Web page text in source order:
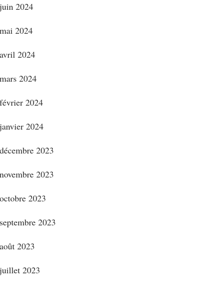
juin 2024
mai 2024
avril 2024
mars 2024
février 2024
janvier 2024
décembre 2023
novembre 2023
octobre 2023
septembre 2023
août 2023
juillet 2023